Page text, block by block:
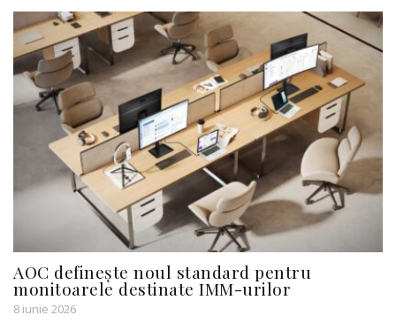
AOC definește noul standard pentru
monitoarele destinate IMM-urilor
8 iunie 2026